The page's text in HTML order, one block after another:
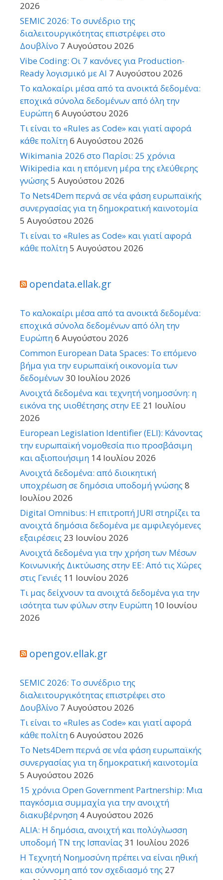
2026
SEMIC 2026: Το συνέδριο της
διαλειτουργικότητας επιστρέφει στο
Δουβλίνο 7 Αυγούστου 2026
Vibe Coding: Οι 7 κανόνες για Production-
Ready λογισμικό με AI 7 Αυγούστου 2026
Το καλοκαίρι μέσα από τα ανοικτά δεδομένα:
εποχικά σύνολα δεδομένων από όλη την
Ευρώπη6 Αυγούστου 2026
Τι είναι το «Rules as Code» και γιατί αφορά
κάθε πολίτη6 Αυγούστου 2026
Wikimania 2026 στο Παρίσι: 25 χρόνια
Wikipedia και η επόμενη μέρα της ελεύθερης
γνώσης 5 Αυγούστου 2026
Το Nets4Dem περνά σε νέα φάση ευρωπαϊκής
συνεργασίας για τη δημοκρατική καινοτομία
5 Αυγούστου 2026
Τι είναι το «Rules as Code» και γιατί αφορά
κάθε πολίτη5 Αυγούστου 2026
opendata.ellak.gr
Το καλοκαίρι μέσα από τα ανοικτά δεδομένα:
εποχικά σύνολα δεδομένων από όλη την
Ευρώπη6 Αυγούστου 2026
Common European Data Spaces: Το επόμενο
βήμα για την ευρωπαϊκή οικονομία των
δεδομένων 30 Ιουλίου 2026
Ανοιχτά δεδομένα και τεχνητή νοημοσύνη: η
εικόνα της υιοθέτησης στην ΕΕ 21 Ιουλίου
2026
European Legislation Identifier (ELI): Κάνοντας
την ευρωπαϊκή νομοθεσία πιο προσβάσιμη
και αξιοποιήσιμη 14 Ιουλίου 2026
Ανοιχτά δεδομένα: από διοικητική
υποχρέωση σε δημόσια υποδομή γνώσης 8
Ιουλίου 2026
Digital Omnibus: Η επιτροπή JURI στηρίζει τα
ανοιχτά δημόσια δεδομένα με αμφιλεγόμενες
εξαιρέσεις 23 Ιουνίου 2026
Ανοιχτά δεδομένα για την χρήση των Μέσων
Κοινωνικής Δικτύωσης στην ΕΕ: Από τις Χώρες
στις Γενιές 11 Ιουνίου 2026
Τι μας δείχνουν τα ανοιχτά δεδομένα για την
ισότητα των φύλων στην Ευρώπη 10 Ιουνίου
2026
opengov.ellak.gr
SEMIC 2026: Το συνέδριο της
διαλειτουργικότητας επιστρέφει στο
Δουβλίνο 7 Αυγούστου 2026
Τι είναι το «Rules as Code» και γιατί αφορά
κάθε πολίτη6 Αυγούστου 2026
Το Nets4Dem περνά σε νέα φάση ευρωπαϊκής
συνεργασίας για τη δημοκρατική καινοτομία
5 Αυγούστου 2026
15 χρόνια Open Government Partnership: Μια
παγκόσμια συμμαχία για την ανοιχτή
διακυβέρνηση 4 Αυγούστου 2026
ALIA: Η δημόσια, ανοιχτή και πολύγλωσση
υποδομή ΤΝ της Ισπανίας 31 Ιουλίου 2026
Η Τεχνητή Νοημοσύνη πρέπει να είναι ηθική
και σύννομη από τον σχεδιασμό της 27